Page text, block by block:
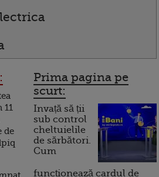
11
de
Prima pagina pe
scurt:
Invață să ții
sub control
cheltuielile
de sărbători.
Cum
funcționează cardul de